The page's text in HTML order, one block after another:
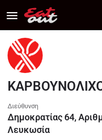
Διεύθυνση
Δημοκρατίας 64,
Λευκωσία